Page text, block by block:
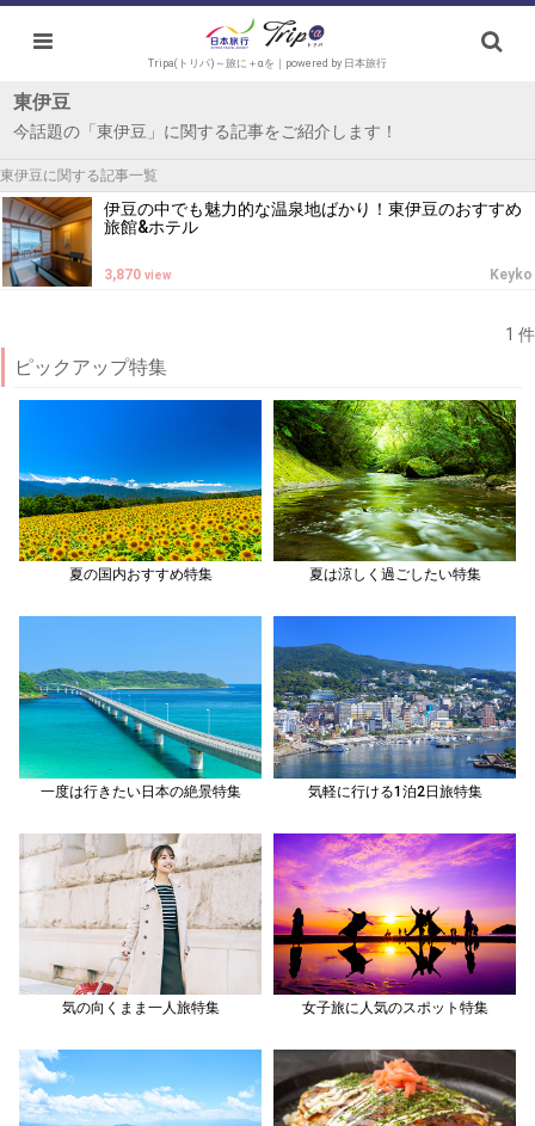
Tripa(トリパ)～旅に＋αを｜powered by 日本旅行
東伊豆
今話題の「東伊豆」に関する記事をご紹介します！
東伊豆に関する記事一覧
伊豆の中でも魅力的な温泉地ばかり！東伊豆のおすすめ
旅館&ホテル
Keyko
3,870 view
1 件
ピックアップ特集
夏の国内おすすめ特集 夏は涼しく過ごしたい特集
一度は行きたい日本の絶景特集 気軽に行ける1泊2日旅特集
気の向くまま一人旅特集 女子旅に人気のスポット特集